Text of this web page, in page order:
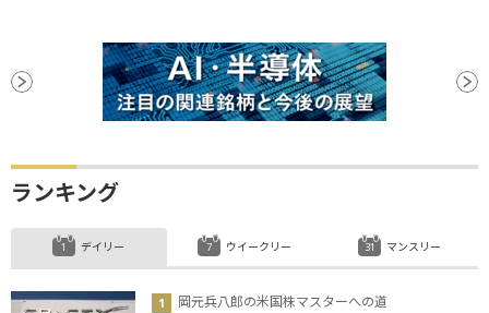
ランキング
デイリー
岡元兵八郎の米国株マスターへの道
ウイークリー マンスリー